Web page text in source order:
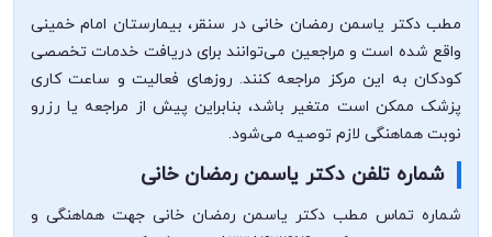
مطب دکتر یاسمن رمضان خانی در سنقر، بیمارستان امام خمینی
واقع شده است و مراجعین می‌توانند برای دریافت خدمات تخصصی
کودکان به این مرکز مراجعه کنند. روزهای فعالیت و ساعت کاری
پزشک ممکن است متغیر باشد، بنابراین پیش از مراجعه یا رزرو
نوبت هماهنگی لازم توصیه می‌شود.
شماره تلفن دکتر یاسمن رمضان خانی
شماره تماس مطب دکتر یاسمن رمضان خانی جهت هماهنگی و